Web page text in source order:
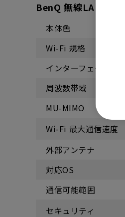
BenQ 無線LAN子機
本体色
Wi-Fi 規格
インターフェース
周波数帯域
MU-MIMO
Wi-Fi 最大通信速度
外部アンテナ
対応OS
通信可能範囲
セキュリティ